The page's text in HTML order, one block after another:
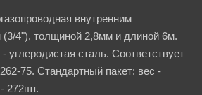
внутренним
4"), толщиной 2,8мм и длиной 6м.
сталь. Соответствует
75. Стандартный пакет: вес -
272шт.